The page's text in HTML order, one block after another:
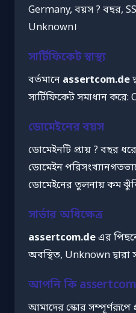
Germany, বয়স ? বছর,
Unknown।
সার্টিফিকেট স্বাস্থ্য
বর্তমানে assertcom.de
সার্টিফিকেট সমাধান করে:
ডোমেইনের বয়স
ডোমেইনটি প্রায় ? বছর
ডোমেইন
ডোমেইনের তুলনায় কম
সার্ভার অধিক্ষেত্র
assertcom.deএর
অবস্থিত, Unknown দ্বারা
আপনি কি
আমাদের স্কোর সম্পূর্ণরূপে